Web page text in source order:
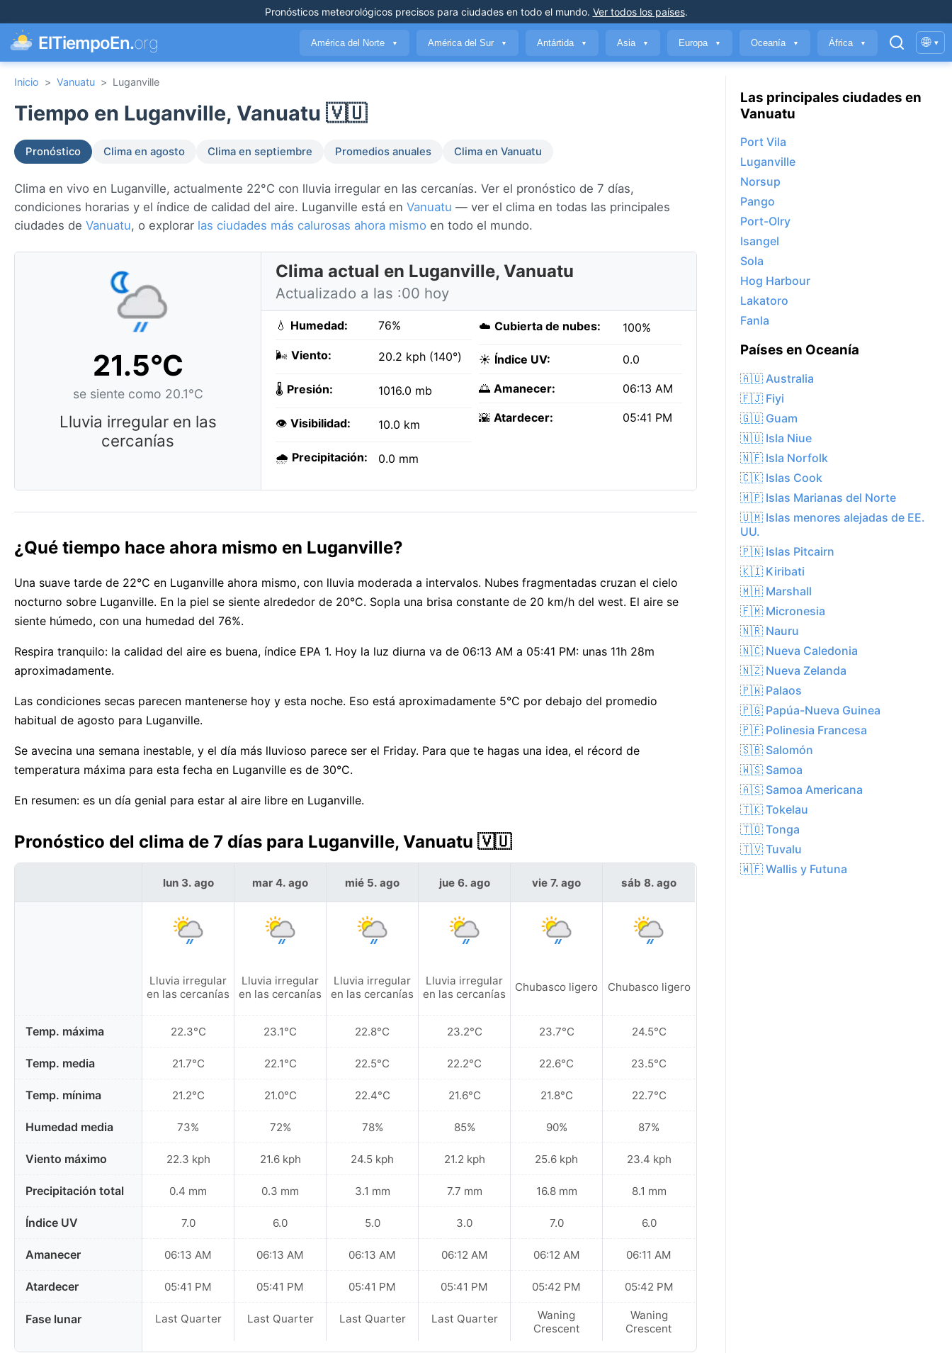
Pronósticos meteorológicos precisospara ciudades en todo el mundo. Ver todos los países.
ElTiempoEn.org América del Norte ▼ América del Sur ▼ Antártida ▼ Asia ▼ Europa ▼ Oceanía ▼ África ▼ 🌐 ▾
Inicio > Vanuatu > Luganville
Tiempo en Luganville, Vanuatu 🇻🇺
Pronóstico Clima en agosto Clima en septiembre Promedios anuales Clima en Vanuatu
Clima en vivo en Luganville, actualmente 22°C con lluvia irregular en las cercanías. Ver el pronóstico de 7 días,
condiciones horarias y el índice de calidad del aire. Luganville está en Vanuatu — ver el clima en todas las principales
ciudades de Vanuatu, o explorar las ciudades más calurosas ahora mismo en todo el mundo.
21.5°C
se siente como 20.1°C
Lluvia irregular en las
cercanías
Clima actual en Luganville, Vanuatu
Actualizado a las :00 hoy
💧 Humedad: 76%
🌬️ Viento: 20.2 kph (140°)
🌡️ Presión: 1016.0 mb
👁️ Visibilidad: 10.0 km
🌧️ Precipitación: 0.0 mm
☁️ Cubierta de nubes: 100%
☀️ Índice UV: 0.0
🌅 Amanecer: 06:13 AM
🌇 Atardecer: 05:41 PM
¿Qué tiempo hace ahora mismo en Luganville?
Una suave tarde de 22°C en Luganville ahora mismo, con lluvia moderada a intervalos. Nubes fragmentadas cruzan el cielo
nocturno sobre Luganville. En la piel se siente alrededor de 20°C. Sopla una brisa constante de 20 km/h del west. El aire se
siente húmedo, con una humedad del 76%.
Respira tranquilo: la calidad del aire es buena, índice EPA 1. Hoy la luz diurna va de 06:13 AM a 05:41 PM: unas 11h 28m
aproximadamente.
Las condiciones secas parecen mantenerse hoy y esta noche. Eso está aproximadamente 5°C por debajo del promedio
habitual de agosto para Luganville.
Se avecina una semana inestable, y el día más lluvioso parece ser el Friday. Para que te hagas una idea, el récord de
temperatura máxima para esta fecha en Luganville es de 30°C.
En resumen: es un día genial para estar al aire libre en Luganville.
Pronóstico del clima de 7 días para Luganville, Vanuatu 🇻🇺
Temp. máxima
Temp. media
Temp. mínima
Humedad media
Viento máximo
Precipitación total
Índice UV
Amanecer
Atardecer
Fase lunar
lun 3. ago
Lluvia irregular
en las cercanías
22.3°C
21.7°C
21.2°C
73%
22.3 kph
0.4 mm
7.0
06:13 AM
05:41 PM
Last Quarter
mar 4. ago
Lluvia irregular
en las cercanías
23.1°C
22.1°C
21.0°C
72%
21.6 kph
0.3 mm
6.0
06:13 AM
05:41 PM
Last Quarter
mié 5. ago
Lluvia irregular
en las cercanías
22.8°C
22.5°C
22.4°C
78%
24.5 kph
3.1 mm
5.0
06:13 AM
05:41 PM
Last Quarter
jue 6. ago
Lluvia irregular
en las cercanías
23.2°C
22.2°C
21.6°C
85%
21.2 kph
7.7 mm
3.0
06:12 AM
05:41 PM
Last Quarter
vie 7. ago
Chubasco ligero
23.7°C
22.6°C
21.8°C
90%
25.6 kph
16.8 mm
7.0
06:12 AM
05:42 PM
Waning
Crescent
sáb 8. ago
Chubasco ligero
24.5°C
23.5°C
22.7°C
87%
23.4 kph
8.1 mm
6.0
06:11 AM
05:42 PM
Waning
Crescent
Las principales ciudades en
Vanuatu
Port Vila
Luganville
Norsup
Pango
Port-Olry
Isangel
Sola
Hog Harbour
Lakatoro
Fanla
Países en Oceanía
🇦🇺 Australia
🇫🇯 Fiyi
🇬🇺 Guam
🇳🇺 Isla Niue
🇳🇫 Isla Norfolk
🇨🇰 Islas Cook
🇲🇵 Islas Marianas del Norte
🇺🇲 Islas menores alejadas de EE.
UU.
🇵🇳 Islas Pitcairn
🇰🇮 Kiribati
🇲🇭 Marshall
🇫🇲 Micronesia
🇳🇷 Nauru
🇳🇨 Nueva Caledonia
🇳🇿 Nueva Zelanda
🇵🇼 Palaos
🇵🇬 Papúa-Nueva Guinea
🇵🇫 Polinesia Francesa
🇸🇧 Salomón
🇼🇸 Samoa
🇦🇸 Samoa Americana
🇹🇰 Tokelau
🇹🇴 Tonga
🇹🇻 Tuvalu
🇼🇫 Wallis y Futuna